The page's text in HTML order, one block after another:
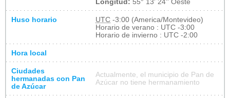
Longitud: 55° 13' 24'' Oeste
Huso horario UTC -3:00 (America/Montevideo)
Horario de verano : UTC -3:00
Horario de invierno : UTC -2:00
Hora local
Ciudades
hermanadas con Pan
de Azúcar
Actualmente, el municipio de Pan de
Azúcar no tiene hermanamiento